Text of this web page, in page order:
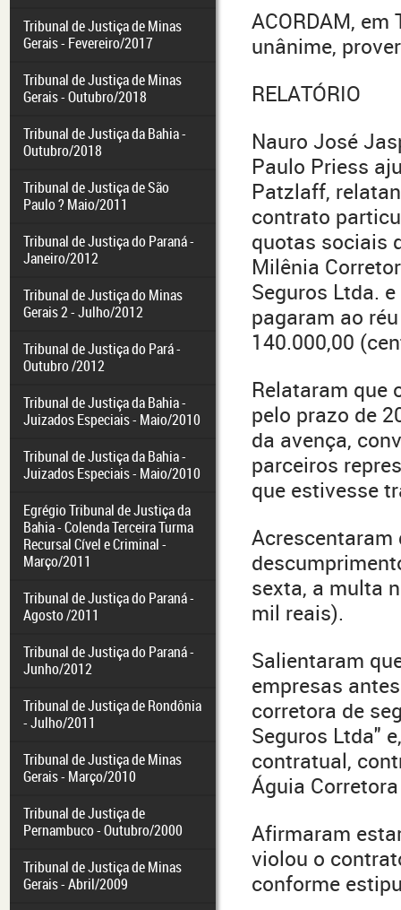
Tribunal de Justiça de Minas
Gerais - Fevereiro/2017
Tribunal de Justiça de Minas
Gerais - Outubro/2018
Tribunal de Justiça da Bahia -
Outubro/2018
Tribunal de Justiça de São
Paulo ? Maio/2011
Tribunal de Justiça do Paraná -
Janeiro/2012
Tribunal de Justiça do Minas
Gerais 2 - Julho/2012
Tribunal de Justiça do Pará -
Outubro /2012
Tribunal de Justiça da Bahia -
Juizados Especiais - Maio/2010
Tribunal de Justiça da Bahia -
Juizados Especiais - Maio/2010
Egrégio Tribunal de Justiça da
Bahia - Colenda Terceira Turma
Recursal Cível e Criminal -
Março/2011
Tribunal de Justiça do Paraná -
Agosto /2011
Tribunal de Justiça do Paraná -
Junho/2012
Tribunal de Justiça de Rondônia
- Julho/2011
Tribunal de Justiça de Minas
Gerais - Março/2010
Tribunal de Justiça de
Pernambuco - Outubro/2000
Tribunal de Justiça de Minas
Gerais - Abril/2009
ACORDAM,
unânime,
RELATÓRIO
Nauro José
Paulo Priess
Patzlaff,
contrato
quotas sociais
Milênia
Seguros Ltda.
pagaram ao
140.000,00
Relataram que
pelo prazo de
da avença,
parceiros
que estivesse
Acrescentaram
sexta, a multa
mil reais).
Salientaram
empresas
corretora de
Seguros Ltda"
contratual,
Águia
Afirmaram
violou o
conforme